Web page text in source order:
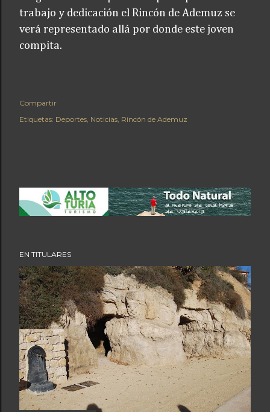
trabajo y dedicación el Rincón de Ademuz se
verá representado allá por donde este joven
compita.
Compartir
Etiquetas: Deportes Noticias Rincón de Ademuz
EN TITULARES